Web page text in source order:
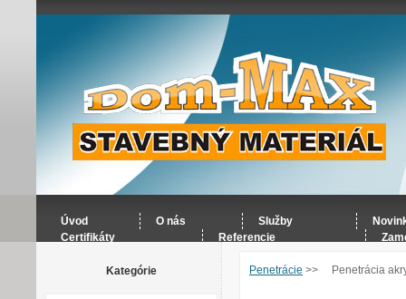
Úvod O nás Služby
Certifikáty
Referencie
Kategórie Penetrácie >> Penetrácia